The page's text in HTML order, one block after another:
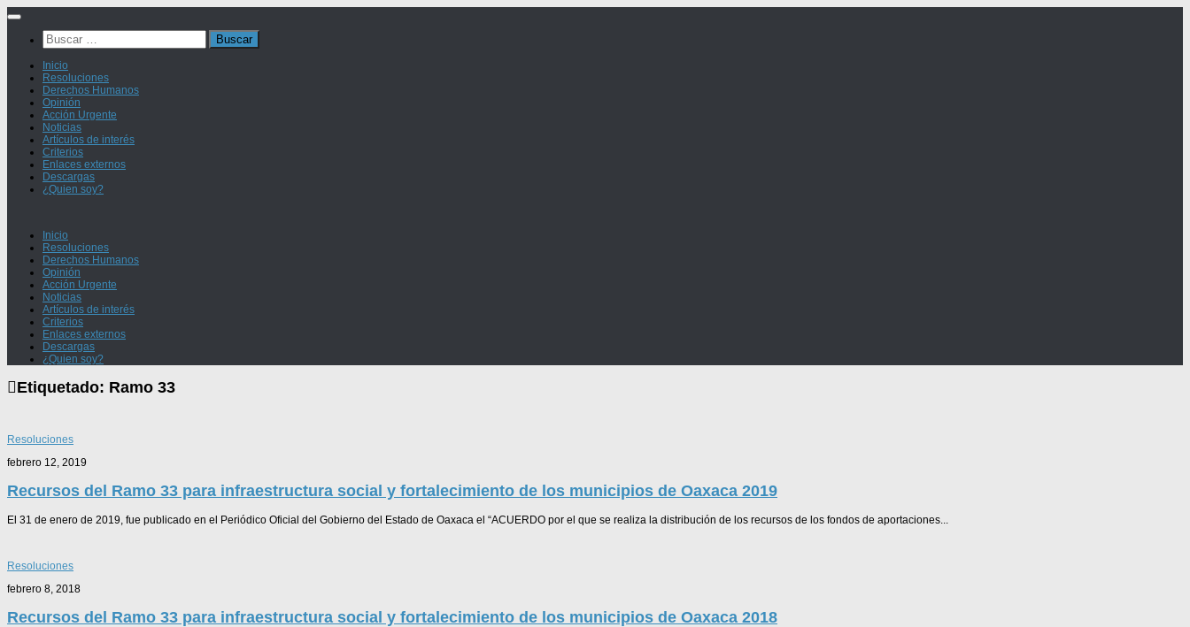
Saltar
contenidoBuscar:
Inicio
Resoluciones
Derechos Humanos
Opinión
Acción Urgente
Noticias
Artículos de interés
Criterios
Enlaces externos
Descargas
¿Quien soy?
Inicio
Resoluciones
Derechos Humanos
Opinión
Acción Urgente
Noticias
Artículos de interés
Criterios
Enlaces externos
Descargas
¿Quien soy?
Etiquetado: Ramo 33
Resoluciones
febrero 12, 2019
Recursos del Ramo 33 para infraestructura social y fortalecimiento de los municipios de Oaxaca 2019
El 31 de enero de 2019, fue publicado en el Periódico Oficial del Gobierno del Estado de Oaxaca el “ACUERDO por el que se realiza la distribución de los recursos de los fondos de aportaciones...
Resoluciones
febrero 8, 2018
Recursos del Ramo 33 para infraestructura social y fortalecimiento de los municipios de Oaxaca 2018